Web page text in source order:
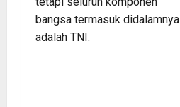
bangsa termasuk didalamnya
adalah TNI.